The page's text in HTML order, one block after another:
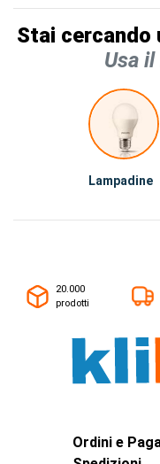
Stai
Usa
Lampadine
20.000
prodotti
Ordini e